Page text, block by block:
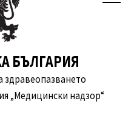
БЪЛГАРИЯ
здравеопазването
„Медицински надзор“